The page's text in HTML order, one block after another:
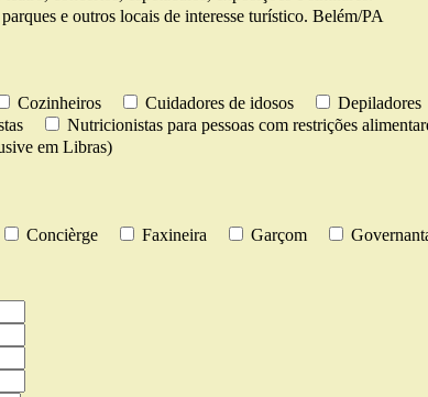
e outros locais de interesse turístico. Belém/PA
Cozinheiros Cuidadores de idosos Depiladores
Nutricionistas para pessoas com restrições
em Libras)
Concièrge Faxineira Garçom